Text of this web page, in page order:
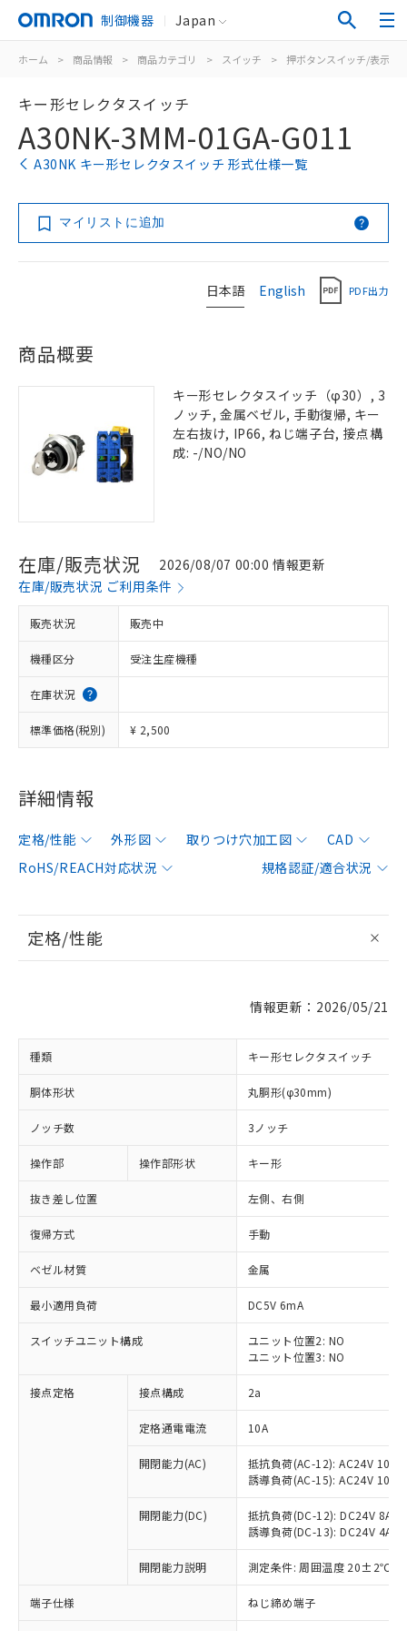
制御機器 Japan
ホーム > 商品情報 > 商品カテゴリ > スイッチ > 押ボタンスイッチ/表示灯
キー形セレクタスイッチ
A30NK-3MM-01GA-G011
A30NK キー形セレクタスイッチ 形式仕様一覧
マイリストに追加
日本語 English PDF出力
商品概要
キー形セレクタスイッチ（φ30）, 3
ノッチ, 金属ベゼル, 手動復帰, キー
左右抜け, IP66, ねじ端子台, 接点構
成: -/NO/NO
在庫/販売状況
2026/08/07 00:00 情報更新
在庫/販売状況 ご利用条件
販売状況 販売中
機種区分 受注生産機種
在庫状況
標準価格(税別) ¥ 2,500
詳細情報
定格/性能 外形図 取りつけ穴加工図
CAD
RoHS/REACH対応状況
規格認証/適合状況
定格/性能
情報更新：2026/05/21
種類 キー形セレクタスイッチ
胴体形状 丸胴形(φ30mm)
ノッチ数 3ノッチ
操作部 操作部形状 キー形
抜き差し位置 左側、右側
復帰方式 手動
ベゼル材質 金属
最小適用負荷 DC5V 6mA
スイッチユニット構成
ユニット位置2: NO
ユニット位置3: NO
接点定格 接点構成 2a
定格通電電流 10A
開閉能力(AC)
抵抗負荷(AC-12): AC24V 10A/
誘導負荷(AC-15): AC24V
開閉能力(DC)
抵抗負荷(DC-12): DC24V 8A/
誘導負荷(DC-13): DC24V 4A/
開閉能力説明 測定条件: 周囲温度 20±2℃、
端子仕様 ねじ締め端子
ご利用条件
以下の条件をお読みいただき、同意のうえ
対応済み：EU RoHS指令（10物質）の
非含有に対応した製品が提供可能な商品で
対応予定：EU RoHS指令（10物質）の非含
有に対応した製品に切り替える予定のある
対応予定なし：EU RoHS指令（10物質）の
非含有に非対応の商品で、対応品を出す予